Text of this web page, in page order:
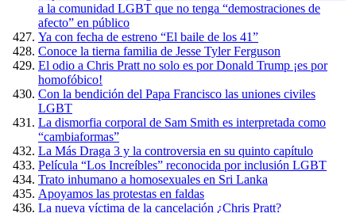
a la comunidad LGBT que no tenga “demostraciones de
afecto” en público
Ya con fecha de estreno “El baile de los 41”
Conoce la tierna familia de Jesse Tyler Ferguson
El odio a Chris Pratt no solo es por Donald Trump ¡es por
homofóbico!
Con la bendición del Papa Francisco las uniones civiles
LGBT
La dismorfia corporal de Sam Smith es interpretada como
“cambiaformas”
La Más Draga 3 y la controversia en su quinto capítulo
Película “Los Increíbles” reconocida por inclusión LGBT
Trato inhumano a homosexuales en Sri Lanka
Apoyamos las protestas en faldas
La nueva víctima de la cancelación ¿Chris Pratt?